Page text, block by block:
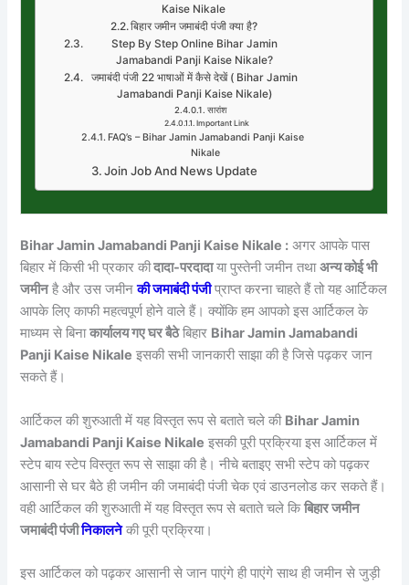
Kaise Nikale
बिहार जमीन जमाबंदी पंजी क्या है?
Step By Step Online Bihar Jamin
Jamabandi Panji Kaise Nikale?
जमाबंदी पंजी 22 भाषाओं में कैसे देखें ( Bihar Jamin
Jamabandi Panji Kaise Nikale)
सारांश
Important Link
FAQ’s – Bihar Jamin Jamabandi Panji Kaise
Nikale
Join Job And News Update
Bihar Jamin Jamabandi Panji Kaise Nikale : अगर आपके पास
बिहार में किसी भी प्रकार कीदादा-परदादाया पुस्तेनी जमीन तथाअन्य कोई भी
जमीनहै और उस जमीनकी जमाबंदी पंजीप्राप्त करना चाहते हैं तो यह आर्टिकल
आपके लिए काफी महत्वपूर्ण होने वाले हैं। क्योंकि हम आपको इस आर्टिकल के
माध्यम से बिनाकार्यालय गए घर बैठेबिहार Bihar Jamin Jamabandi
Panji Kaise Nikale इसकी सभी जानकारी साझा की है जिसे पढ़कर जान
सकते हैं।
आर्टिकल की शुरुआती में यह विस्तृत रूप से बताते चले की Bihar Jamin
Jamabandi Panji Kaise Nikale इसकी पूरी प्रक्रिया इस आर्टिकल में
स्टेप बाय स्टेप विस्तृत रूप से साझा की है। नीचे बताइए सभी स्टेप को पढ़कर
आसानी से घर बैठे ही जमीन की जमाबंदी पंजी चेक एवं डाउनलोड कर सकते हैं।
वही आर्टिकल की शुरुआती में यह विस्तृत रूप से बताते चले किबिहार जमीन
जमाबंदी पंजीनिकालनेकी पूरी प्रक्रिया।
इस आर्टिकल को पढ़कर आसानी से जान पाएंगे ही पाएंगे साथ ही जमीन से जुड़ी